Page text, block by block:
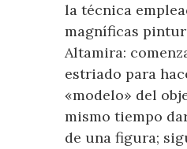
la técnica
magníficas
Altamira:
estriado para
«modelo» del
mismo tiempo
de una figura;